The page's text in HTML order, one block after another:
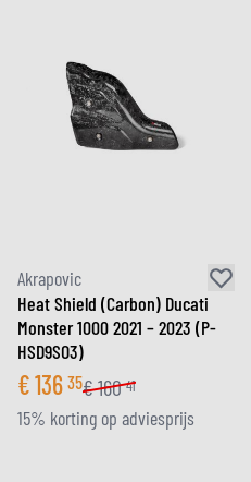
Akrapovic
Heat Shield (Carbon) Ducati
Monster 1000 2021 – 2023 (P-
HSD9SO3)
€136 35€160 41
15% korting op adviesprijs